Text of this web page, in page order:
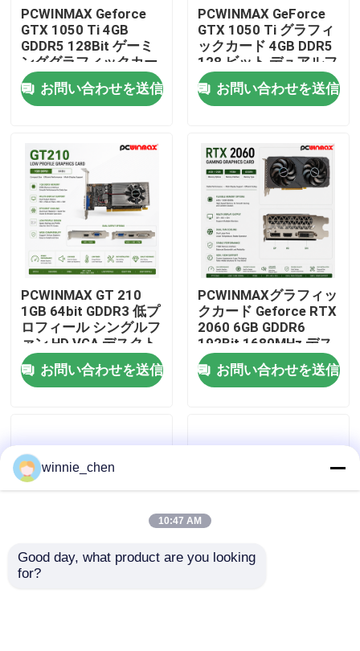
家
プロダクト
ビデオ
私達について
工場旅行
私達に連絡しなさい
PCWINMAX Geforce
GTX 1050 Ti 4GB
GDDR5 128Bit ゲーミ
ンググラフィックカー
ド HD出力付き
OEM/ODM デスクトッ
プコンピューター用 在
お問い合わせを送信
PCWINMAX GeForce
GTX 1050 Ti グラフィ
ックカード 4GB DDR5
128 ビット デュアルフ
ァン 650MHz
1800MHz 周波数
1050Ti デスクトップ
お問い合わせを送信
PCWINMAX GT 210
1GB 64bit GDDR3 低プ
ロフィール シングルフ
ァン HD VGA デスクト
ップビデオカード 原
PCI エクスプレス
2.0x16 GPU
お問い合わせを送信
PCWINMAXグラフィッ
クカード Geforce RTX
2060 6GB GDDR6
192Bit 1680MHz デス
クトップPC用
HD/DP/DVI付きデュア
ルファンゲームGPU
お問い合わせを送信
PCWINMAX GT 730
winnie_chen
10:47 AM
Good day, what product are you looking
for?